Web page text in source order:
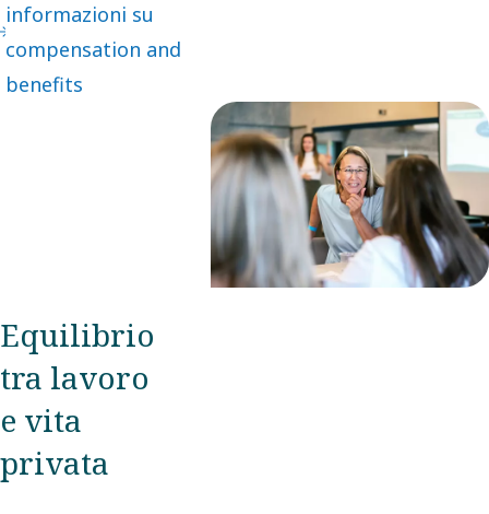
informazioni su
compensation and
benefits
Equilibrio
tra lavoro
e vita
privata